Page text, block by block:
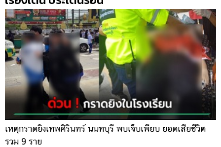
เหตุกราดยิงเทพศิรินทร์ นนทบุรี พบเจ็บเพียบ ยอดเสียชีวิต
รวม 9 ราย